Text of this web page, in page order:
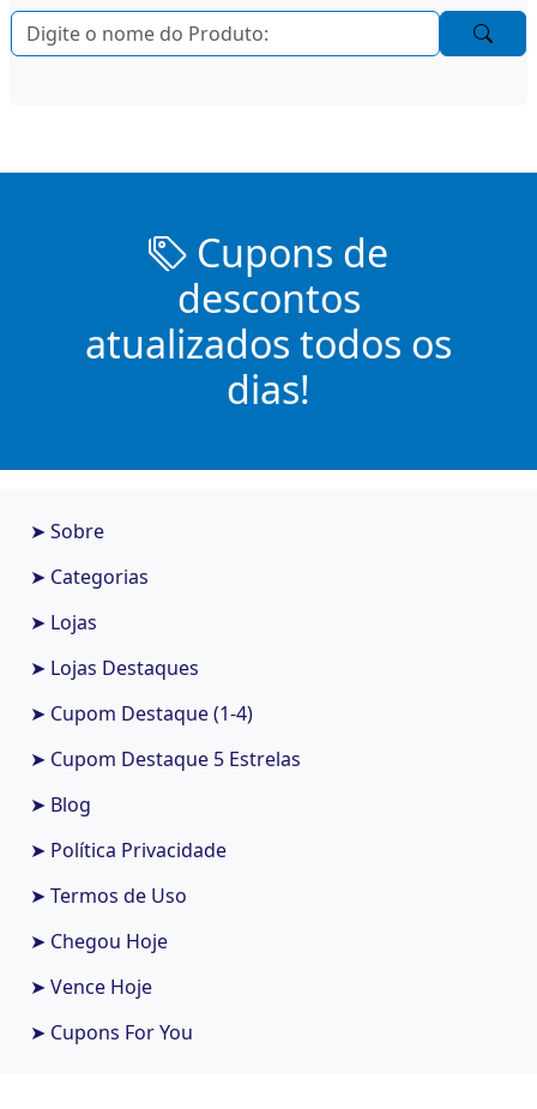
Cupons de
descontos
atualizados todos os
dias!
➤ Sobre
➤ Categorias
➤ Lojas
➤ Lojas Destaques
➤ Cupom Destaque (1-4)
➤ Cupom Destaque 5 Estrelas
➤ Blog
➤ Política Privacidade
➤ Termos de Uso
➤ Chegou Hoje
➤ Vence Hoje
➤ Cupons For You